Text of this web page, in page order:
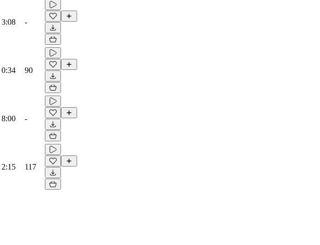
3:08 -
0:34 90
8:00 -
2:15 117